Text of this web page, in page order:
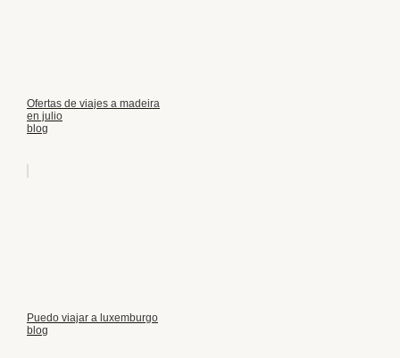
Ofertas de viajes a madeira
en julio
blog
Puedo viajar a luxemburgo
blog